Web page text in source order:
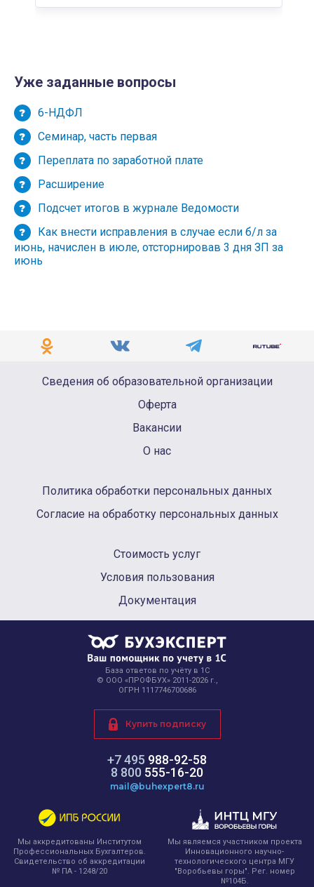
Уже заданные вопросы
6-НДФЛ
Семинар, часть первая
Переплата по заработной плате
Расширение
Подсчет итогов в журнале Ведомости
Как внести исправления в случае если б/л за
июнь, начислен в июле, отсторнировав 3 дня ЗП за
июнь
Сведения об образовательной организации
Оферта
Вакансии
О нас
Политика обработки персональных данных
Согласие на обработку персональных данных
Стоимость услуг
Условия пользования
Документация
База ответов по учёту в 1С
© ООО «ПРОФБУХ» 2011-2026 г.,
ОГРН 1117746700686
+7 495 988-92-58
8 800 555-16-20
mail@buhexpert8.ru
Купить подписку
Мы аккредитованы Институтом
Профессиональных Бухгалтеров.
Свидетельство об аккредитации
№ ПА - 1248/20
Мы являемся участником проекта
Инновационного научно-
технологического центра МГУ
"Воробьевы горы". Рег. номер
№104Б.